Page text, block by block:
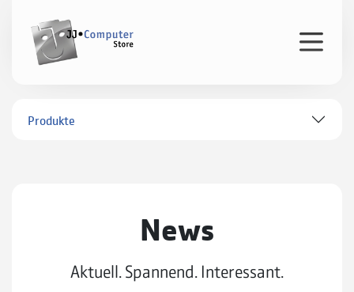
Produkte
News
Aktuell. Spannend. Interessant.